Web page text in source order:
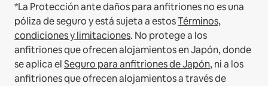
*La Protección ante daños para anfitriones no es una
póliza de seguro y está sujeta a estosTérminos,
condiciones y limitaciones. No protege a los
anfitriones que ofrecen alojamientos en Japón, donde
se aplica elSeguro para anfitriones de Japón, ni a los
anfitriones que ofrecen alojamientos a través de